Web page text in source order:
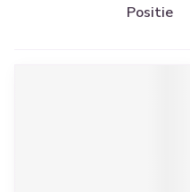
Sorteer op: